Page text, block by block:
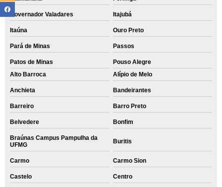
Governador Valadares Itajubá
Itaúna Ouro Preto
Pará de Minas Passos
Patos de Minas
Pouso Alegre
Alto Barroca
Alípio de Melo
Anchieta Bandeirantes
Barreiro Barro Preto
Belvedere Bonfim
Braúnas Campus Pampulha da
UFMG
Buritis
Carmo Carmo Sion
Castelo Centro